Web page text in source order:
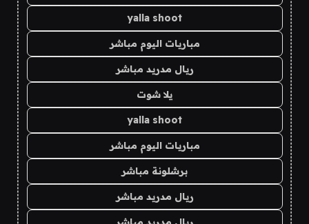
yalla shoot
مباريات اليوم مباشر
ريال مدريد مباشر
يلا شوت
yalla shoot
مباريات اليوم مباشر
برشلونة مباشر
ريال مدريد مباشر